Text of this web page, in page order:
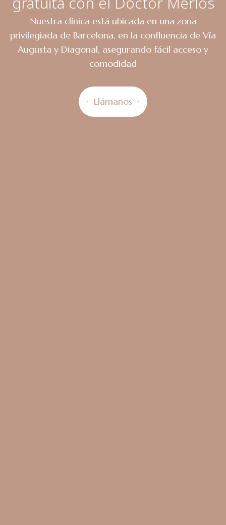
Nuestra clínica está ubicada en una zona
privilegiada de Barcelona, en la confluencia de Vía
Augusta y Diagonal, asegurando fácil acceso y
comodidad
Llámanos